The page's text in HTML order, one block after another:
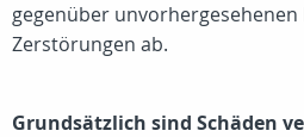
gegenüber
Zerstörungen ab.
Grundsätzlich sind Schäden